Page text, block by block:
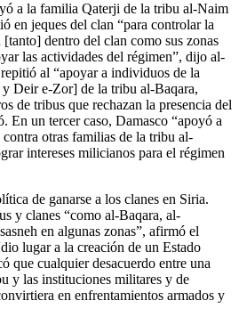
a la familia Qaterji de la tribu al-Naim
en jeques del clan “para controlar la
dentro del clan como sus zonas
las actividades del régimen”, dijo al-
al “apoyar a individuos de la
Deir e-Zor] de la tribu al-Baqara,
de tribus que rechazan la presencia del
En un tercer caso, Damasco “apoyó a
otras familias de la tribu al-
intereses milicianos para el régimen
de ganarse a los clanes en Siria.
y clanes “como al-Baqara, al-
en algunas zonas”, afirmó el
lugar a la creación de un Estado
que cualquier desacuerdo entre una
y las instituciones militares y de
en enfrentamientos armados y